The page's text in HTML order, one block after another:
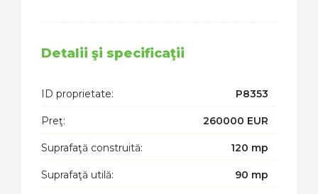
Detalii şi specificaţii
ID proprietate: P8353
Preţ: 260000 EUR
Suprafaţă construită: 120 mp
Suprafaţă utilă: 90 mp